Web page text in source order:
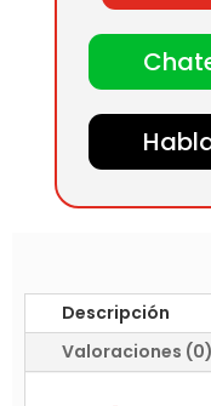
Descripción
Valoraciones (0)